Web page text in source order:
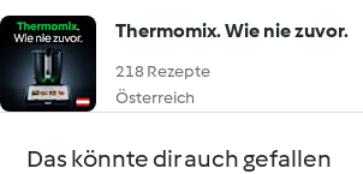
Thermomix. Wie nie zuvor.
218 Rezepte
Österreich
Das könnte dir auch gefallen